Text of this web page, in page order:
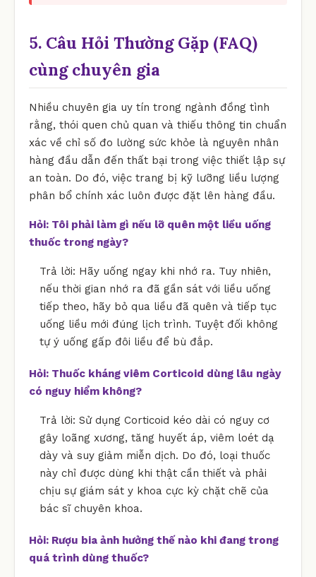
5. Câu Hỏi Thường Gặp (FAQ)
cùng chuyên gia
Nhiều chuyên gia uy tín trong ngành đồng tình
rằng, thói quen chủ quan và thiếu thông tin chuẩn
xác về chỉ số đo lường sức khỏe là nguyên nhân
hàng đầu dẫn đến thất bại trong việc thiết lập sự
an toàn. Do đó, việc trang bị kỹ lưỡng liều lượng
phân bổ chính xác luôn được đặt lên hàng đầu.
Hỏi: Tôi phải làm gì nếu lỡ quên một liều uống
thuốc trong ngày?
Trả lời: Hãy uống ngay khi nhớ ra. Tuy nhiên,
nếu thời gian nhớ ra đã gần sát với liều uống
tiếp theo, hãy bỏ qua liều đã quên và tiếp tục
uống liều mới đúng lịch trình. Tuyệt đối không
tự ý uống gấp đôi liều để bù đắp.
Hỏi: Thuốc kháng viêm Corticoid dùng lâu ngày
có nguy hiểm không?
Trả lời: Sử dụng Corticoid kéo dài có nguy cơ
gây loãng xương, tăng huyết áp, viêm loét dạ
dày và suy giảm miễn dịch. Do đó, loại thuốc
này chỉ được dùng khi thật cần thiết và phải
chịu sự giám sát y khoa cực kỳ chặt chẽ của
bác sĩ chuyên khoa.
Hỏi: Rượu bia ảnh hưởng thế nào khi đang trong
quá trình dùng thuốc?